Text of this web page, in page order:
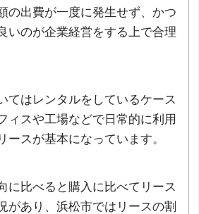
の出費が一度に発生せず、かつ
いのが企業経営をする上で合理
てはレンタルをしているケース
ィスや工場などで日常的に利用
ースが基本になっています。
に比べると購入に比べてリース
があり、浜松市ではリースの割